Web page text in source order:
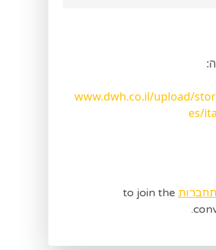
www.dwh.co.il/upload/
es/
to join the